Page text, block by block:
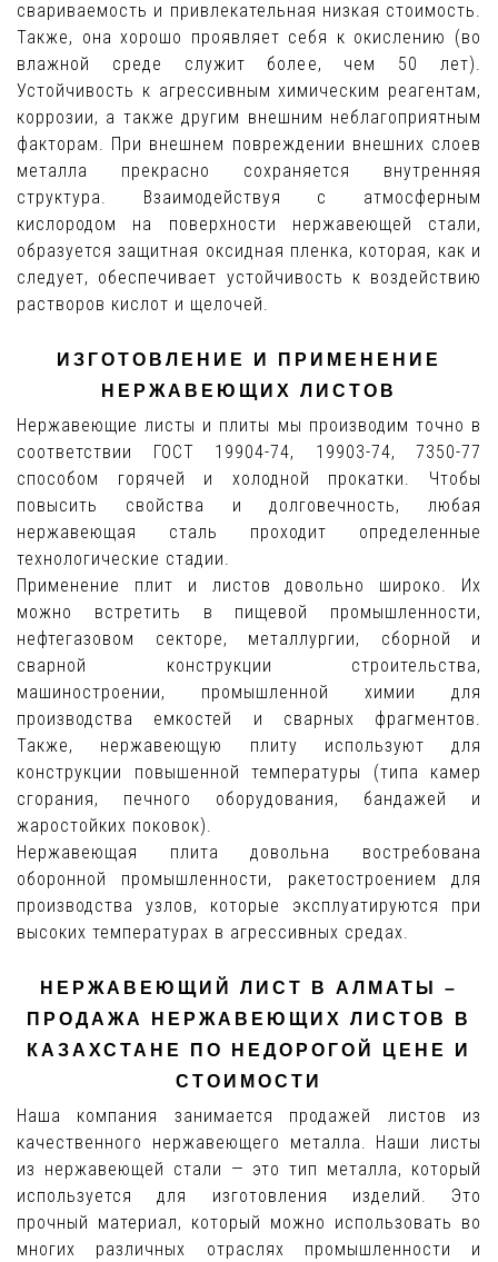
свариваемость и привлекательная низкая стоимость.
Также, она хорошо проявляет себя к окислению (во
влажной среде служит более, чем 50 лет).
Устойчивость к агрессивным химическим реагентам,
коррозии, а также другим внешним неблагоприятным
факторам. При внешнем повреждении внешних слоев
металла прекрасно сохраняется внутренняя
структура. Взаимодействуя с атмосферным
кислородом на поверхности нержавеющей стали,
образуется защитная оксидная пленка, которая, как и
следует, обеспечивает устойчивость к воздействию
растворов кислот и щелочей.
ИЗГОТОВЛЕНИЕ И ПРИМЕНЕНИЕ
НЕРЖАВЕЮЩИХ ЛИСТОВ
Нержавеющие листы и плиты мы производим точно в
соответствии ГОСТ 19904-74, 19903-74, 7350-77
способом горячей и холодной прокатки. Чтобы
повысить свойства и долговечность, любая
нержавеющая сталь проходит определенные
технологические стадии.
Применение плит и листов довольно широко. Их
можно встретить в пищевой промышленности,
нефтегазовом секторе, металлургии, сборной и
сварной конструкции строительства,
машиностроении, промышленной химии для
производства емкостей и сварных фрагментов.
Также, нержавеющую плиту используют для
конструкции повышенной температуры (типа камер
сгорания, печного оборудования, бандажей и
жаростойких поковок).
Нержавеющая плита довольна востребована
оборонной промышленности, ракетостроением для
производства узлов, которые эксплуатируются при
высоких температурах в агрессивных средах.
НЕРЖАВЕЮЩИЙ ЛИСТ В АЛМАТЫ –
ПРОДАЖА НЕРЖАВЕЮЩИХ ЛИСТОВ В
КАЗАХСТАНЕ ПО НЕДОРОГОЙ ЦЕНЕ И
СТОИМОСТИ
Наша компания занимается продажей листов из
качественного нержавеющего металла. Наши листы
из нержавеющей стали — это тип металла, который
используется для изготовления изделий. Это
прочный материал, который можно использовать во
многих различных отраслях промышленности и